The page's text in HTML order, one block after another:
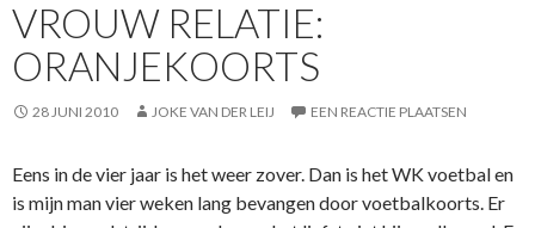
VROUW RELATIE:
ORANJEKOORTS
28 JUNI 2010 JOKE VAN DER LEIJ EEN REACTIE PLAATSEN
Eens in de vier jaar is het weer zover. Dan is het WK voetbal en
is mijn man vier weken lang bevangen door voetbalkoorts. Er